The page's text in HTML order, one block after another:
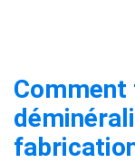
Comment